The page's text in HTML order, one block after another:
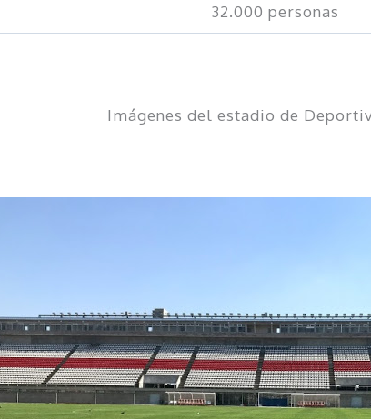
32.000 personas
Imágenes del estadio de